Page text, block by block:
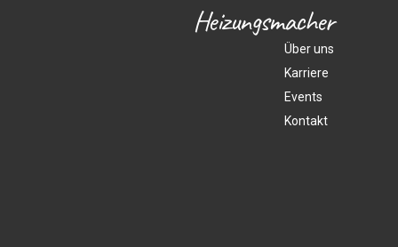
Heizungsmacher
Über uns
Karriere
Events
Kontakt